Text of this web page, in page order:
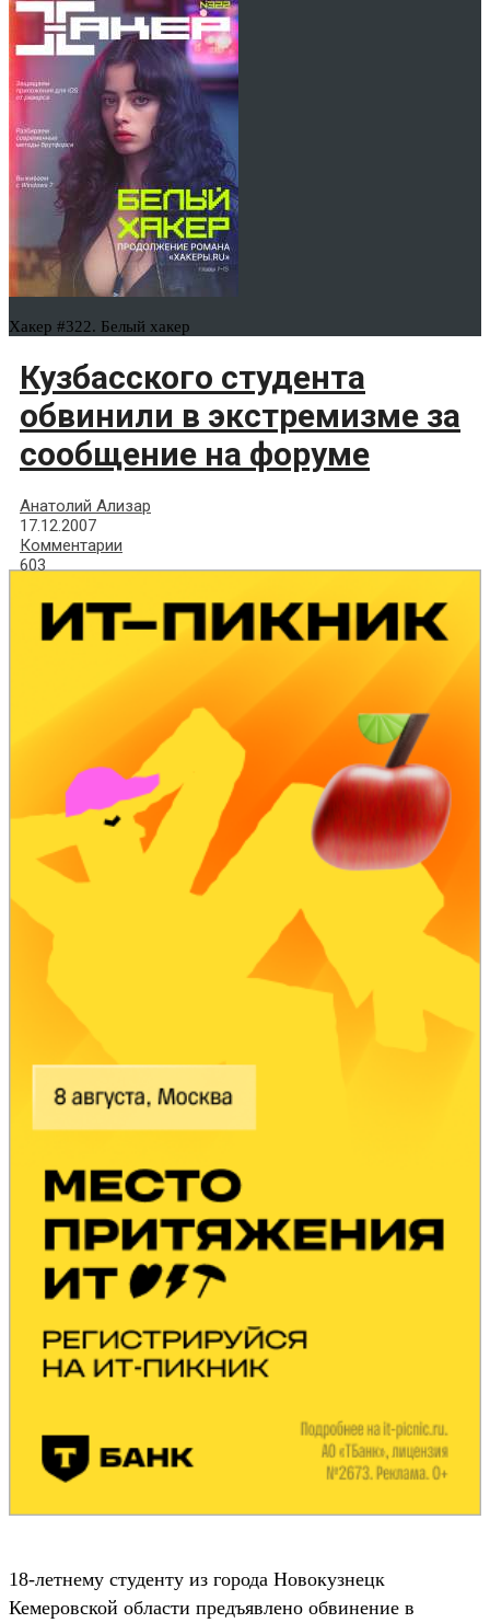
Хакер #322. Белый хакер
Кузбасского студента
обвинили в экстремизме за
сообщение на форуме
Анатолий Ализар
17.12.2007
Комментарии
603
18-летнему студенту из города Новокузнецк
Кемеровской области предъявлено обвинение в